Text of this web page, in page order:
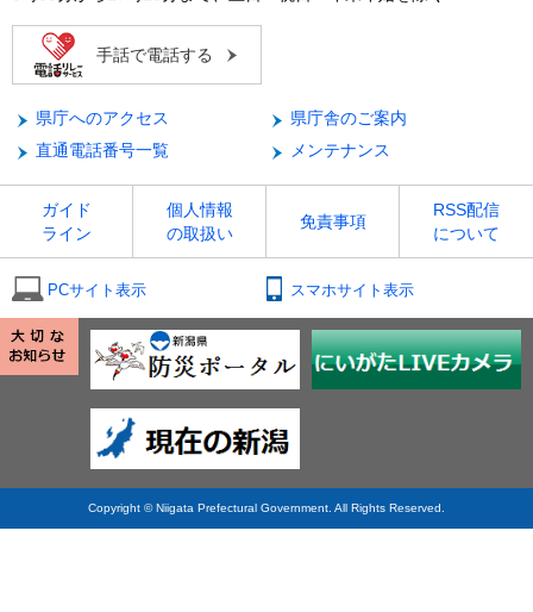
手話で電話する
県庁へのアクセス
県庁舎のご案内
直通電話番号一覧
メンテナンス
ガイド
ライン
個人情報
の取扱い
免責事項
RSS配信
について
PCサイト表示 スマホサイト表示
Copyright © Niigata Prefectural Government. All Rights Reserved.